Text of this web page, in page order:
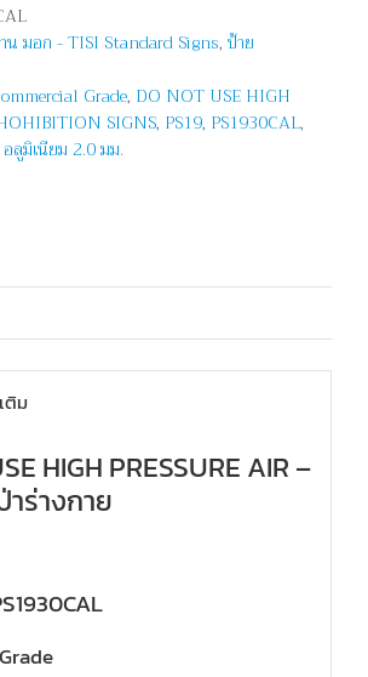
น มอก - TISI Standard Signs, ป้าย
Grade, DO NOT USE HIGH
SIGNS, PS19, PS1930CAL,
อลูมิเนียม 2.0 มม.
ติม
HIGH PRESSURE AIR –
าร่างกาย